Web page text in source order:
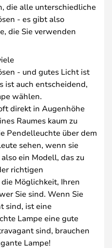
die alle unterschiedliche
- es gibt also
die Sie verwenden
- und gutes Licht ist
ist auch entscheidend,
wählen.
direkt in Augenhöhe
Raumes kaum zu
Pendelleuchte über dem
sehen, wenn sie
ein Modell, das zu
richtigen
Möglichkeit, Ihren
Sie sind. Wenn Sie
sind, ist eine
Lampe eine gute
sind, brauchen
Lampe!